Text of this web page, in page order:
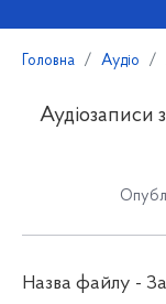
Головна Аудіо
Аудіозаписи
Назва файлу -